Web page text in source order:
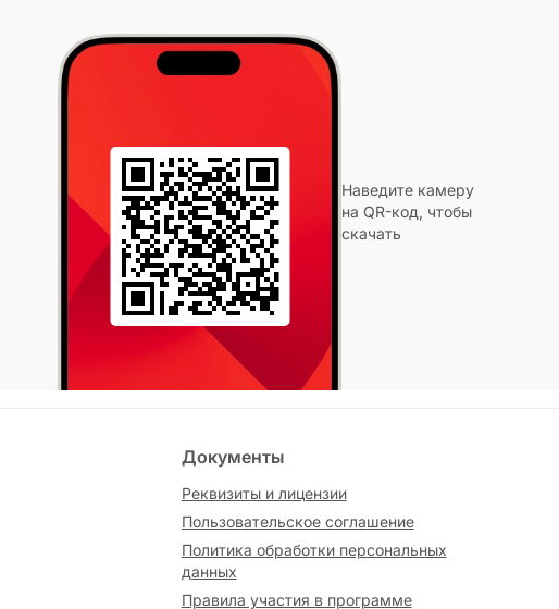
Наведите камеру
на QR-код, чтобы
скачать
Документы
Реквизиты и лицензии
Пользовательское соглашение
Политика обработки персональных
данных
Правила участия в программе